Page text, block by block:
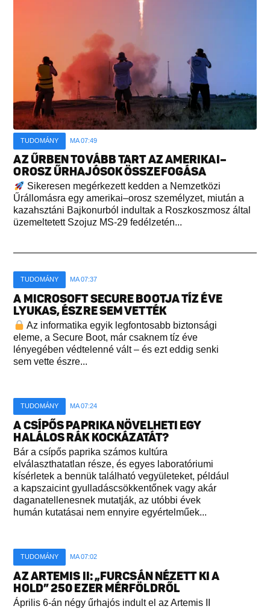
TUDOMÁNY MA 07:49
AZ ŰRBEN TOVÁBB TART AZ AMERIKAI–
OROSZ ŰRHAJÓSOK ÖSSZEFOGÁSA
Sikeresen megérkezett kedden a Nemzetközi
Űrállomásra egy amerikai–orosz személyzet, miután a
kazahsztáni Bajkonurból indultak a Roszkoszmosz által
üzemeltetett Szojuz MS-29 fedélzetén...
TUDOMÁNY MA 07:37
A MICROSOFT SECURE BOOTJA TÍZ ÉVE
LYUKAS, ÉSZRE SEM VETTÉK
Az informatika egyik legfontosabb biztonsági
eleme, a Secure Boot, már csaknem tíz éve
lényegében védtelenné vált – és ezt eddig senki
sem vette észre...
TUDOMÁNY MA 07:24
A CSÍPŐS PAPRIKA NÖVELHETI EGY
HALÁLOS RÁK KOCKÁZATÁT?
Bár a csípős paprika számos kultúra
elválaszthatatlan része, és egyes laboratóriumi
kísérletek a bennük található vegyületeket, például
a kapszaicint gyulladáscsökkentőnek vagy akár
daganatellenesnek mutatják, az utóbbi évek
humán kutatásai nem ennyire egyértelműek...
TUDOMÁNY MA 07:02
AZ ARTEMIS II: „FURCSÁN NÉZETT KI A
HOLD” 250 EZER MÉRFÖLDRŐL
Április 6-án négy űrhajós indult el az Artemis II